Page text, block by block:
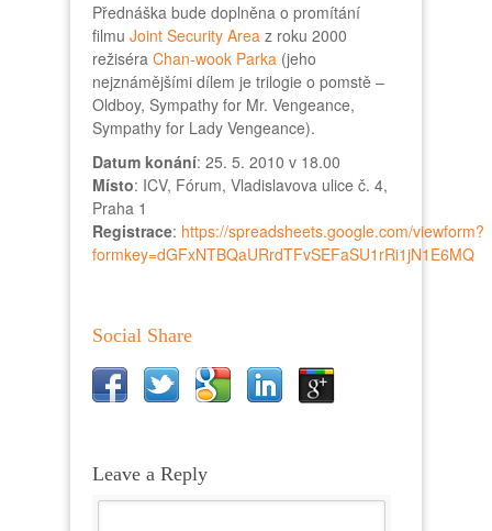
Přednáška bude doplněna o promítání
filmu Joint Security Area z roku 2000
režiséra Chan-wook Parka (jeho
nejznámějšími dílem je trilogie o pomstě –
Oldboy, Sympathy for Mr. Vengeance,
Sympathy for Lady Vengeance).
Datum konání: 25. 5. 2010 v 18.00
Místo: ICV, Fórum, Vladislavova ulice č. 4,
Praha 1
Registrace: https://spreadsheets.google.com/viewform?
formkey=dGFxNTBQaURrdTFvSEFaSU1rRi1jN1E6MQ
Social Share
Leave a Reply